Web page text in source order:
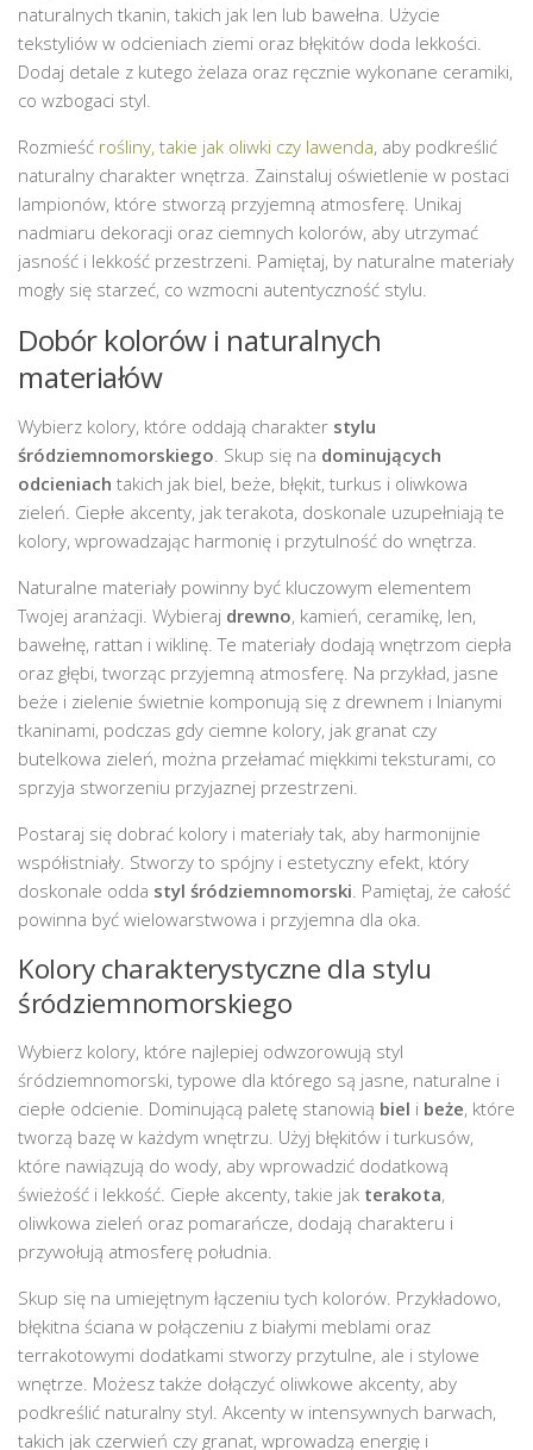
naturalnych tkanin, takich jak len lub bawełna. Użycie
tekstyliów w odcieniach ziemi oraz błękitów doda lekkości.
Dodaj detale z kutego żelaza oraz ręcznie wykonane ceramiki,
co wzbogaci styl.
Rozmieść rośliny, takie jak oliwki czy lawenda, aby podkreślić
naturalny charakter wnętrza. Zainstaluj oświetlenie w postaci
lampionów, które stworzą przyjemną atmosferę. Unikaj
nadmiaru dekoracji oraz ciemnych kolorów, aby utrzymać
jasność i lekkość przestrzeni. Pamiętaj, by naturalne materiały
mogły się starzeć, co wzmocni autentyczność stylu.
Dobór kolorów i naturalnych
materiałów
Wybierz kolory, które oddają charakter stylu
śródziemnomorskiego . Skup się na dominujących
odcieniach takich jak biel, beże, błękit, turkus i oliwkowa
zieleń. Ciepłe akcenty, jak terakota, doskonale uzupełniają te
kolory, wprowadzając harmonię i przytulność do wnętrza.
Naturalne materiały powinny być kluczowym elementem
Twojej aranżacji. Wybieraj drewno, kamień, ceramikę, len,
bawełnę, rattan i wiklinę. Te materiały dodają wnętrzom ciepła
oraz głębi, tworząc przyjemną atmosferę. Na przykład, jasne
beże i zielenie świetnie komponują się z drewnem i lnianymi
tkaninami, podczas gdy ciemne kolory, jak granat czy
butelkowa zieleń, można przełamać miękkimi teksturami, co
sprzyja stworzeniu przyjaznej przestrzeni.
Postaraj się dobrać kolory i materiały tak, aby harmonijnie
współistniały. Stworzy to spójny i estetyczny efekt, który
doskonale odda styl śródziemnomorski . Pamiętaj, że całość
powinna być wielowarstwowa i przyjemna dla oka.
Kolory charakterystyczne dla stylu
śródziemnomorskiego
Wybierz kolory, które najlepiej odwzorowują styl
śródziemnomorski, typowe dla którego są jasne, naturalne i
ciepłe odcienie. Dominującą paletę stanowią biel i beże, które
tworzą bazę w każdym wnętrzu. Użyj błękitów i turkusów,
które nawiązują do wody, aby wprowadzić dodatkową
świeżość i lekkość. Ciepłe akcenty, takie jak terakota,
oliwkowa zieleń oraz pomarańcze, dodają charakteru i
przywołują atmosferę południa.
Skup się na umiejętnym łączeniu tych kolorów. Przykładowo,
błękitna ściana w połączeniu z białymi meblami oraz
terrakotowymi dodatkami stworzy przytulne, ale i stylowe
wnętrze. Możesz także dołączyć oliwkowe akcenty, aby
podkreślić naturalny styl. Akcenty w intensywnych barwach,
takich jak czerwień czy granat, wprowadzą energię i